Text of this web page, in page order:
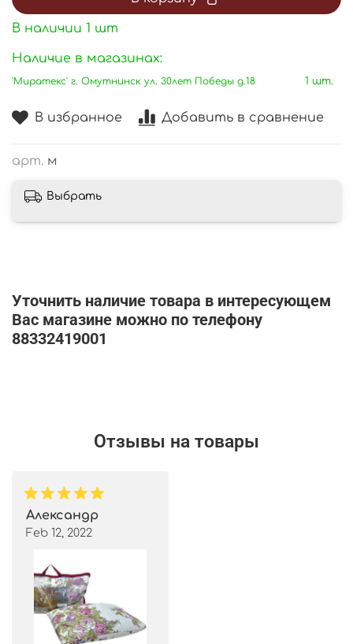
В избранное Добавить в сравнение
арт. м
В наличии 1 шт
Наличие в магазинах:
'Миратекс' г. Омутнинск ул. 30лет Победы д.18 1 шт.
Выбрать
Уточнить наличие товара в интересующем
Вас магазине можно по телефону
88332419001
Отзывы на товары
Александр
Feb 12, 2022